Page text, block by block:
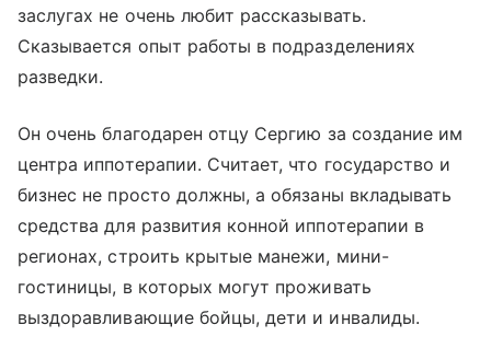
заслугах не очень любит рассказывать.
Сказывается опыт работы в подразделениях
разведки.
Он очень благодарен отцу Сергию за создание им
центра иппотерапии. Считает, что государство и
бизнес не просто должны, а обязаны вкладывать
средства для развития конной иппотерапии в
регионах, строить крытые манежи, мини-
гостиницы, в которых могут проживать
выздоравливающие бойцы, дети и инвалиды.